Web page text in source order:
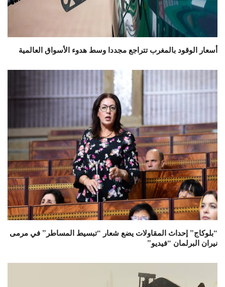
أسعار الوقود بالمغرب تتراجع مجددا وسط هدوء الأسواق العالمية
“بلوكاج” إحداث المقاولات يضع شعار “تبسيط المساطر” في مرمى
نيران البرلمان “فيديو”